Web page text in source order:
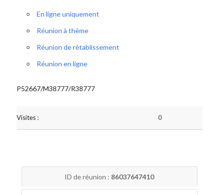
En ligne uniquement
Réunion à thème
Réunion de rétablissement
Réunion en ligne
P52667/M38777/R38777
Visites : 0
ID de réunion : 86037647410